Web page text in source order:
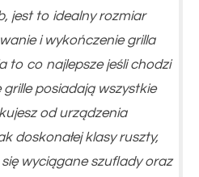
jest to idealny rozmiar
i wykończenie grilla
to co najlepsze jeśli chodzi
grille posiadają wszystkie
od urządzenia
doskonałej klasy ruszty,
wyciągane szuflady oraz